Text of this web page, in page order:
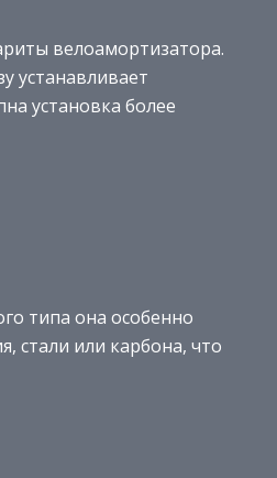
велоамортизатора.
устанавливает
установка более
типа она особенно
стали или карбона, что